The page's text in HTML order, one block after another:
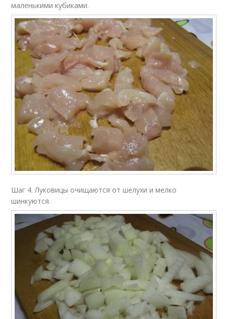
маленькими кубиками.
Шаг 4. Луковицы очищаются от шелухи и мелко
шинкуются.